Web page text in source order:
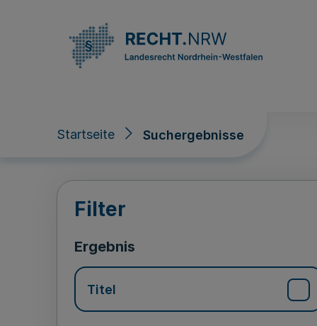
Startseite Suchergebnisse
Suchergebnisse
Filter
Ergebnis
Titel